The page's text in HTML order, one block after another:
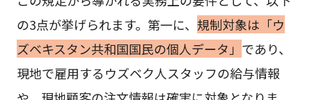
の3点が挙げられます。第一に、 規制対象は「ウ
ズベキスタン共和国国民の個人データ」 であり、
現地で雇用するウズベク人スタッフの給与情報